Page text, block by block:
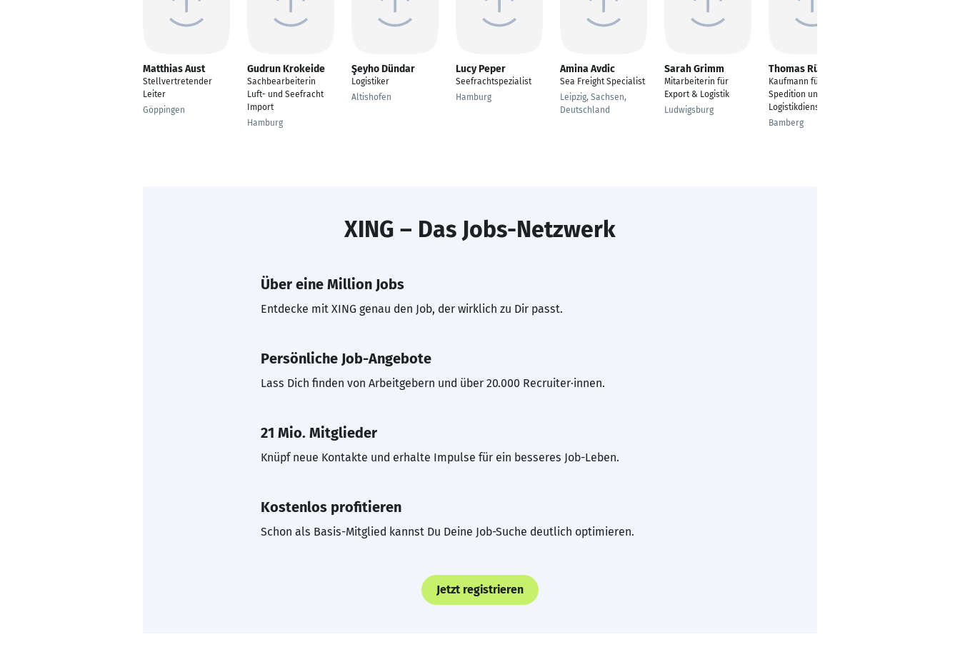
Matthias Aust
Stellvertretender
Leiter
Göppingen
Gudrun Krokeide
Sachbearbeiterin
Luft- und Seefracht
Import
Hamburg
Şeyho Dündar
Logistiker
Altishofen
Lucy Peper
Seefrachtspezialist
Hamburg
Amina Avdic
Sea Freight Specialist
Leipzig, Sachsen,
Deutschland
Sarah Grimm
Mitarbeiterin für
Export & Logistik
Ludwigsburg
Thomas Rünagel
Kaufmann für
Spedition und
Logistikdienstleistung
Bamberg
XING – Das Jobs-Netzwerk
Über eine Million Jobs
Entdecke mit XING genau den Job, der wirklich zu Dir passt.
Persönliche Job-Angebote
Lass Dich finden von Arbeitgebern und über 20.000 Recruiter·innen.
21 Mio. Mitglieder
Knüpf neue Kontakte und erhalte Impulse für ein besseres Job-Leben.
Kostenlos profitieren
Schon als Basis-Mitglied kannst Du Deine Job-Suche deutlich optimieren.
Jetzt registrieren